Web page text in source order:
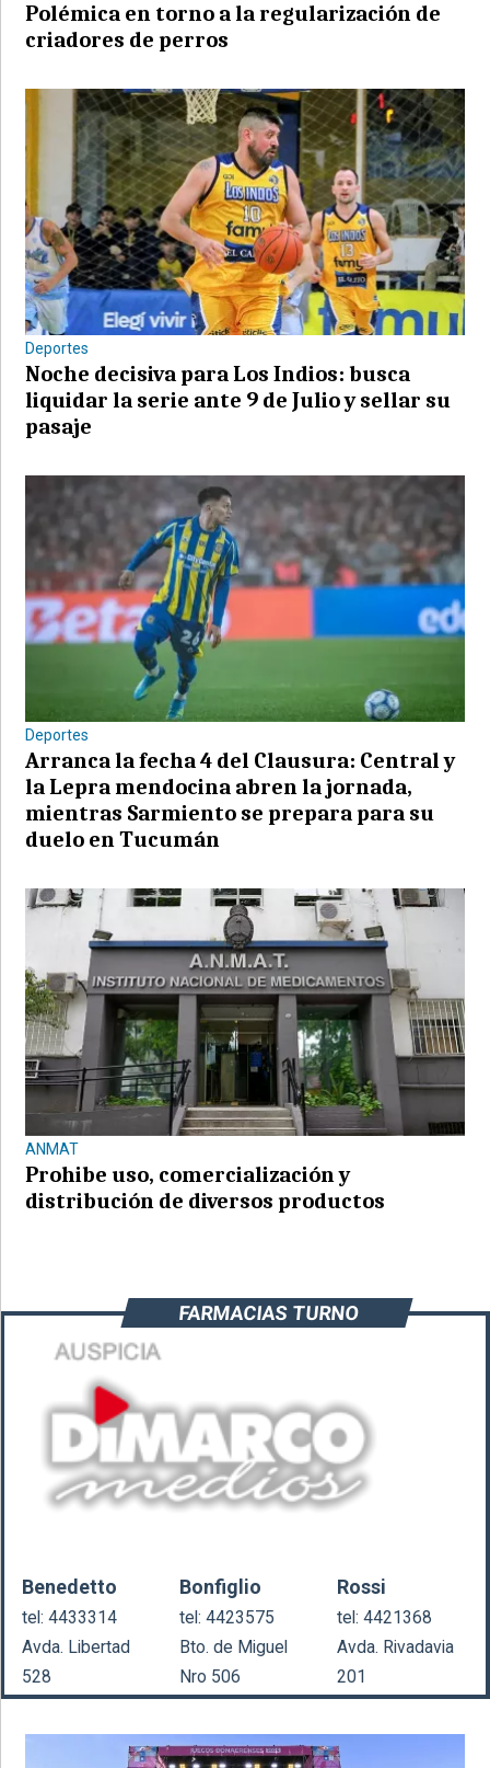
Polémica en torno a la regularización de
criadores de perros
Deportes
Noche decisiva para Los Indios: busca
liquidar la serie ante 9 de Julio y sellar su
pasaje
Deportes
Arranca la fecha 4 del Clausura: Central y
la Lepra mendocina abren la jornada,
mientras Sarmiento se prepara para su
duelo en Tucumán
ANMAT
Prohibe uso, comercialización y
distribución de diversos productos
FARMACIAS TURNO
Benedetto
tel: 4433314
Avda. Libertad
528
Bonfiglio
tel: 4423575
Bto. de Miguel
Nro 506
Rossi
tel: 4421368
Avda. Rivadavia
201